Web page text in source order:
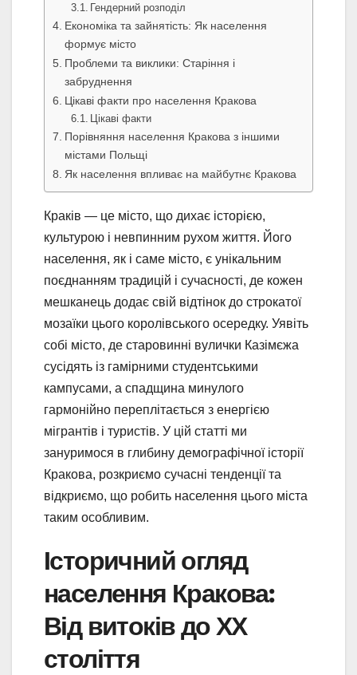
Гендерний розподіл
Економіка та зайнятість: Як населення
формує місто
Проблеми та виклики: Старіння і
забруднення
Цікаві факти про населення Кракова
Цікаві факти
Порівняння населення Кракова з іншими
містами Польщі
Як населення впливає на майбутнє Кракова
Краків — це місто, що дихає історією,
культурою і невпинним рухом життя. Його
населення, як і саме місто, є унікальним
поєднанням традицій і сучасності, де кожен
мешканець додає свій відтінок до строкатої
мозаїки цього королівського осередку. Уявіть
собі місто, де старовинні вулички Казімєжа
сусідять із гамірними студентськими
кампусами, а спадщина минулого
гармонійно переплітається з енергією
мігрантів і туристів. У цій статті ми
зануримося в глибину демографічної історії
Кракова, розкриємо сучасні тенденції та
відкриємо, що робить населення цього міста
таким особливим.
Історичний огляд
населення Кракова:
Від витоків до ХХ
століття